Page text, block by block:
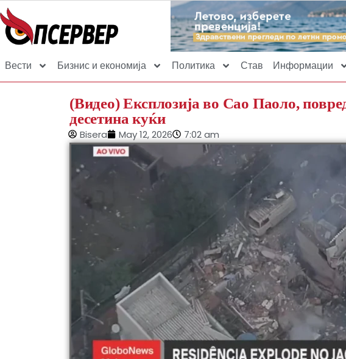
Вести Бизнис и економија Политика Став Информации
(Видео) Експлозија во Сао Паоло,
десетина куќи
Bisera May 12, 2026 7:02 am